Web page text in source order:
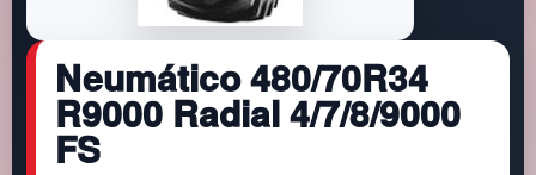
Neumático 480/70R34
R9000 Radial 4/7/8/9000
FS